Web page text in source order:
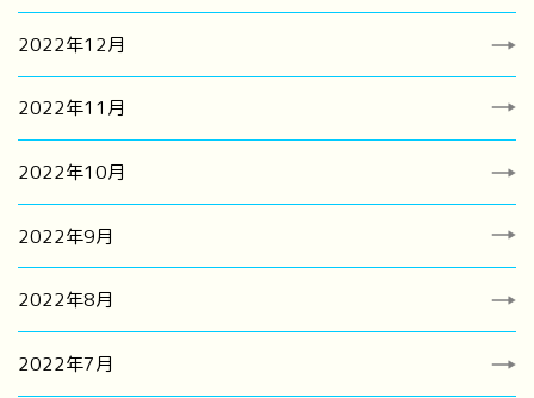
2022年12月
2022年11月
2022年10月
2022年9月
2022年8月
2022年7月